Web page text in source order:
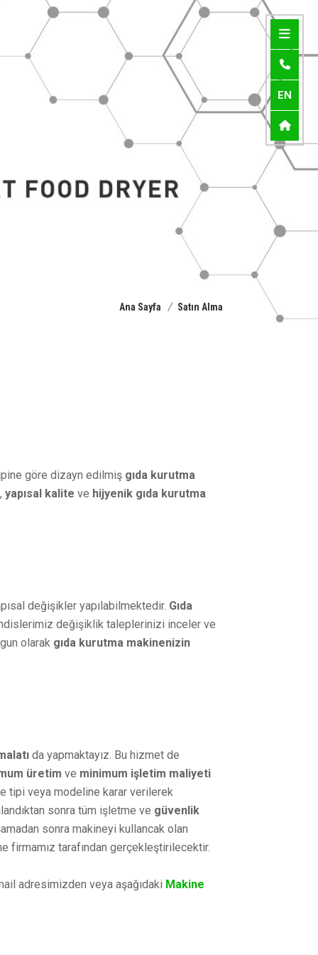
EN
Ana Sayfa / Satın Alma
göre dizayn edilmiş gıda kurutma
,yapısal kalite ve hijyenik gıda kurutma
değişikler yapılabilmektedir. Gıda
değişiklik taleplerinizi inceler ve
olarak gıda kurutma makinenizin
da yapmaktayız. Bu hizmet de
üretim ve minimum işletim maliyeti
tipi veya modeline karar verilerek
sonra tüm işletme ve güvenlik
sonra makineyi kullancak olan
firmamız tarafından gerçekleştirilecektir.
adresimizden veya aşağıdaki Makine